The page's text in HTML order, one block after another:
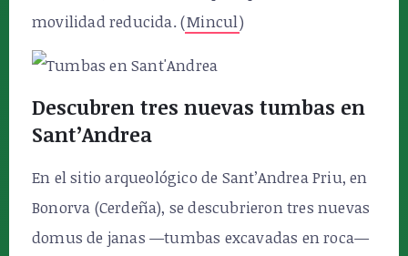
movilidad reducida. (Mincul)
Descubren tres nuevas tumbas en
Sant’Andrea
En el sitio arqueológico de Sant’Andrea Priu, en
Bonorva (Cerdeña), se descubrieron tres nuevas
domus de janas —tumbas excavadas en roca—